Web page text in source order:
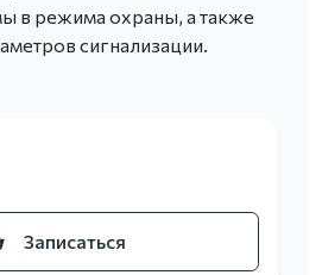
в режима охраны, а также
сигнализации.
Записаться